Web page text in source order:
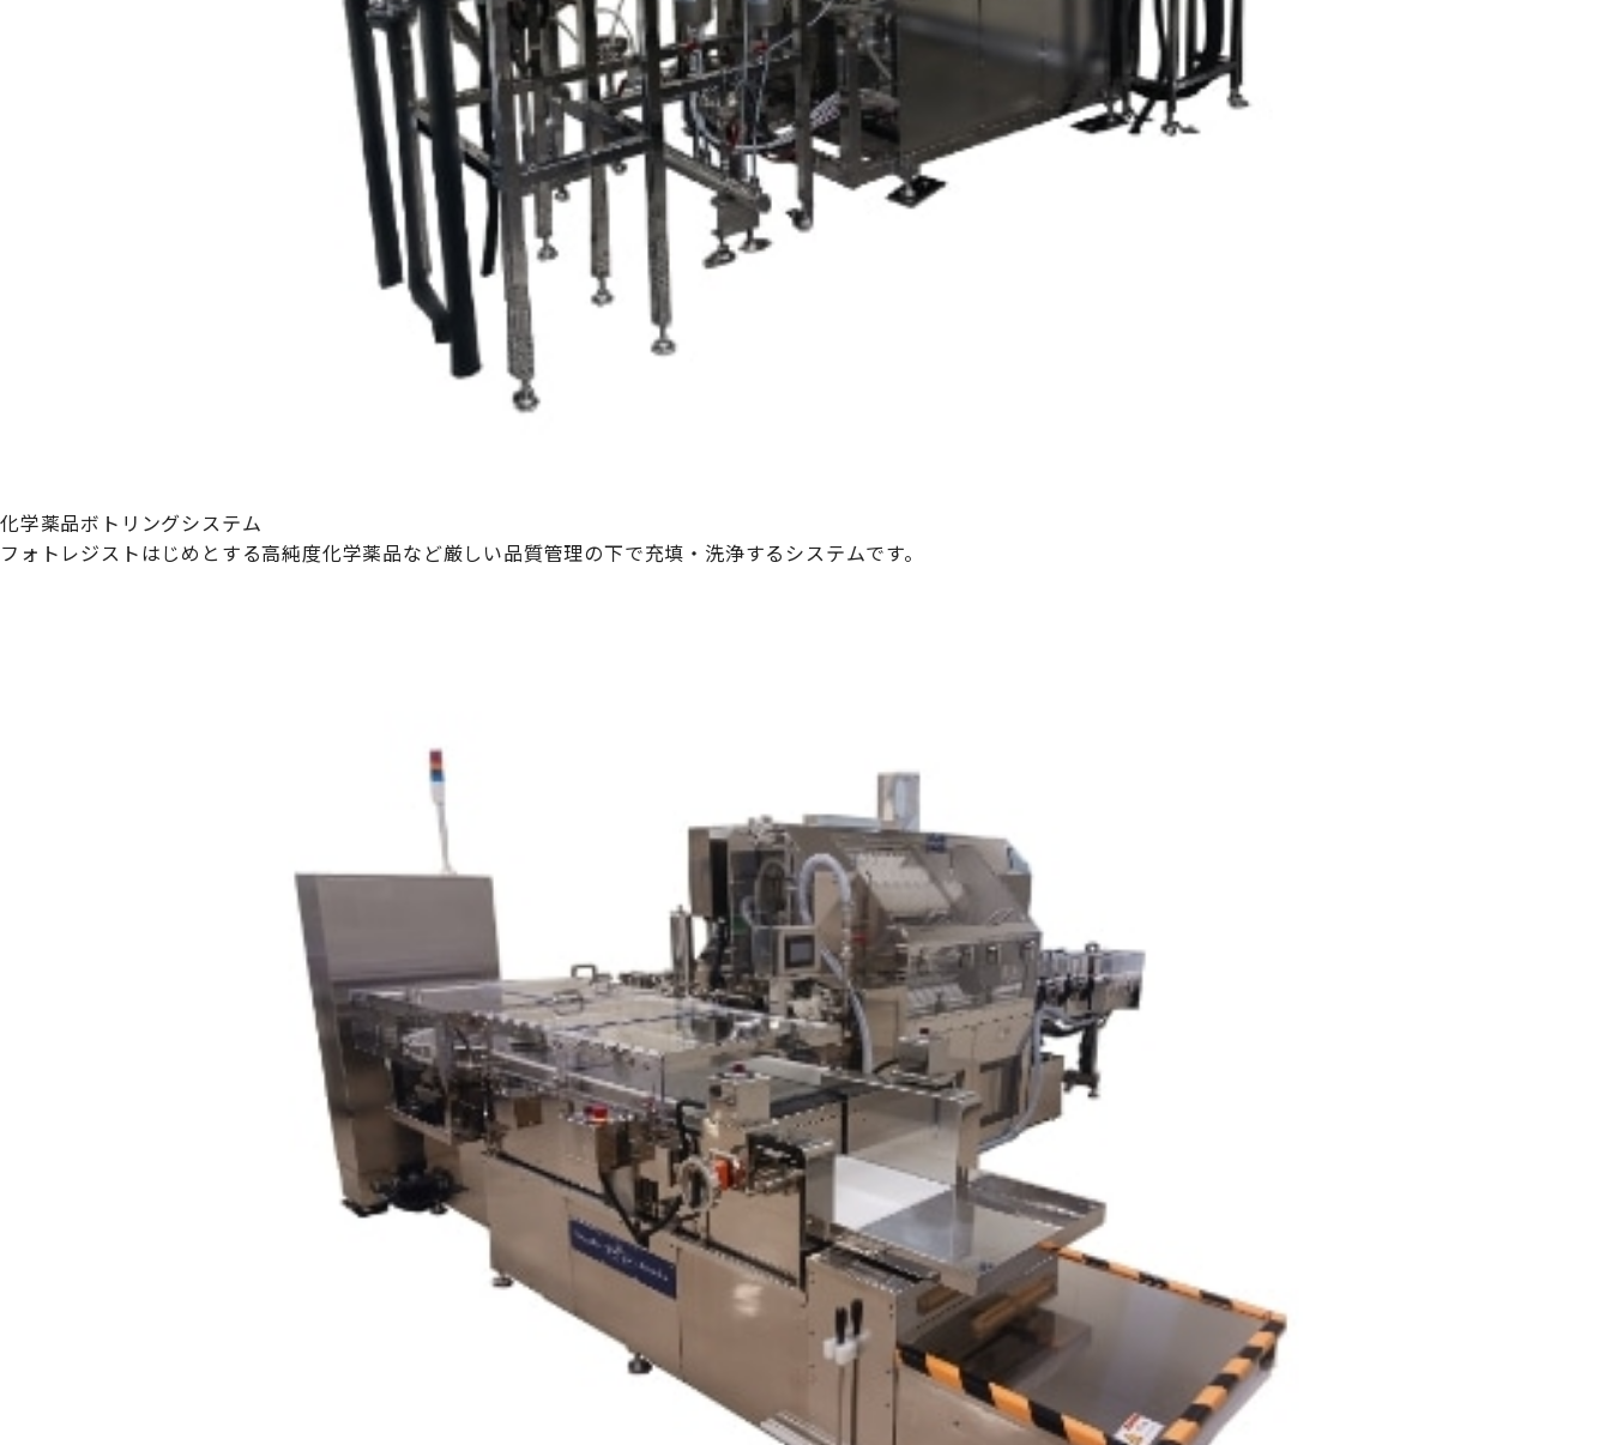
化学薬品ボトリングシステム
フォトレジストはじめとする高純度化学薬品など厳しい品質管理の下で充填・洗浄するシステムです。